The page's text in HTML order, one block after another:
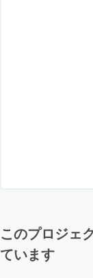
このプロジェ
ています